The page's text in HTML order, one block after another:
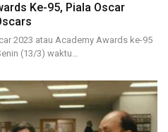
Ke-95, Piala Oscar
2023 atau Academy Awards ke-95
(13/3) waktu…